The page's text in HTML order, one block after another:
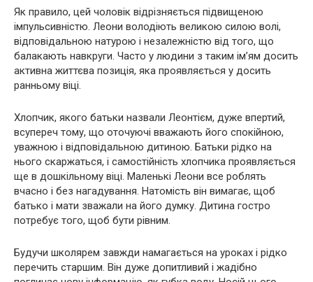
Як правило, цей чоловік відрізняється підвищеною
імпульсивністю. Леони володіють великою силою волі,
відповідальною натурою і незалежністю від того, що
балакають навкруги. Часто у людини з таким ім’ям досить
активна життєва позиція, яка проявляється у досить
ранньому віці.
Хлопчик, якого батьки назвали Леонтієм, дуже впертий,
всупереч тому, що оточуючі вважають його спокійною,
уважною і відповідальною дитиною. Батьки рідко на
нього скаржаться, і самостійність хлопчика проявляється
ще в дошкільному віці. Маленькі Леони все роблять
вчасно і без нагадування. Натомість він вимагає, щоб
батько і мати зважали на його думку. Дитина гостро
потребує того, щоб бути рівним.
Будучи школярем завжди намагається на уроках і рідко
перечить старшим. Він дуже допитливий і жадібно